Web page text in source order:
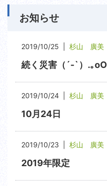
お知らせ
2019/10/25 | 杉山 廣美
続く災害（´-`）.｡oO
2019/10/24 | 杉山 廣美
10月24日
2019/10/23 | 杉山 廣美
2019年限定